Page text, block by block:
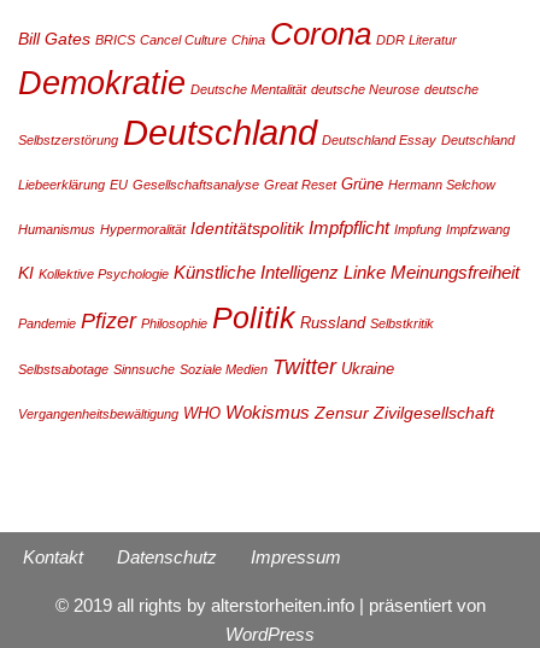
Bill Gates BRICS Cancel Culture China Corona DDR Literatur
Demokratie Deutsche Mentalität deutsche Neurose deutsche
Selbstzerstörung Deutschland Deutschland Essay Deutschland
Liebeerklärung EU Gesellschaftsanalyse Great Reset Grüne Hermann Selchow
Humanismus Hypermoralität Identitätspolitik Impfpflicht Impfung Impfzwang
KI Kollektive Psychologie Künstliche Intelligenz Linke Meinungsfreiheit
Pandemie Pfizer Philosophie Politik Russland Selbstkritik
Selbstsabotage Sinnsuche Soziale Medien Twitter Ukraine
Vergangenheitsbewältigung WHO Wokismus Zensur Zivilgesellschaft
Kontakt Datenschutz Impressum
© 2019 all rights by alterstorheiten.info | präsentiert von
WordPress